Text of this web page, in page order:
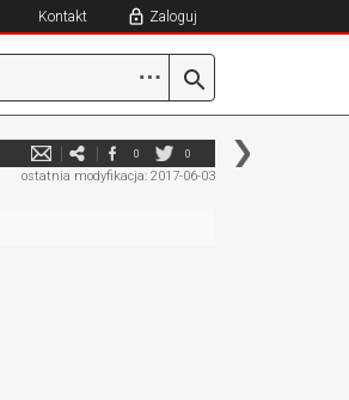
Kontakt Zaloguj
⋯
0 0
ostatnia modyfikacja: 2017-06-03